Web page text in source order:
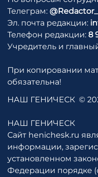
Телеграм:
Эл. почта редакции:
Телефон редакции: 8
Учредитель и
При копировании
обязательна!
НАШ ГЕНИЧЕСК ©
НАШ ГЕНИЧЕСК
Сайт henichesk.ru
информации,
установленном
Федерации порядке